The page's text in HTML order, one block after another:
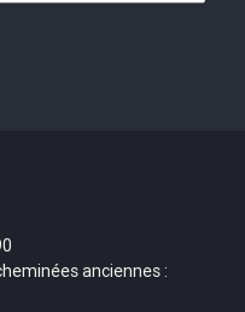
anciennes :